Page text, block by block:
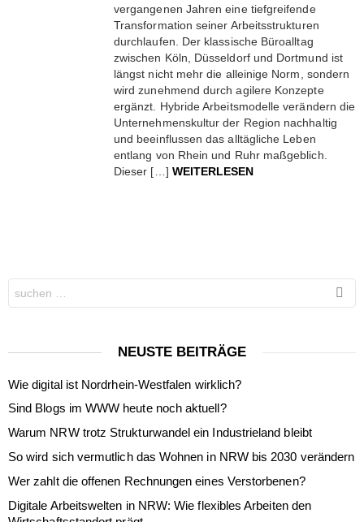
vergangenen Jahren eine tiefgreifende
Transformation seiner Arbeitsstrukturen
durchlaufen. Der klassische Büroalltag
zwischen Köln, Düsseldorf und Dortmund ist
längst nicht mehr die alleinige Norm, sondern
wird zunehmend durch agilere Konzepte
ergänzt. Hybride Arbeitsmodelle verändern die
Unternehmenskultur der Region nachhaltig
und beeinflussen das alltägliche Leben
entlang von Rhein und Ruhr maßgeblich.
Dieser […] WEITERLESEN
for:
NEUSTE BEITRÄGE
Wie digital ist Nordrhein-Westfalen wirklich?
Sind Blogs im WWW heute noch aktuell?
Warum NRW trotz Strukturwandel ein Industrieland bleibt
So wird sich vermutlich das Wohnen in NRW bis 2030 verändern
Wer zahlt die offenen Rechnungen eines Verstorbenen?
Digitale Arbeitswelten in NRW: Wie flexibles Arbeiten den